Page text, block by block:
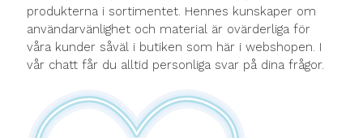
produkterna i sortimentet. Hennes kunskaper om
användarvänlighet och material är ovärderliga för
våra kunder såväl i butiken som här i webshopen. I
vår chatt får du alltid personliga svar på dina frågor.